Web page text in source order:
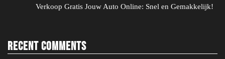
Verkoop Gratis Jouw Auto Online: Snel en Gemakkelijk!
Recent Comments